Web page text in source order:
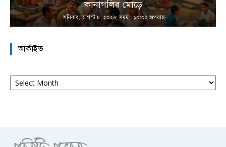
কানাগলির মোড়ে
শনিবার, আগস্ট ৮, ২০২৬; সময় : ১০:০২ অপরাহ্ণ
আর্কাইভ
আর্কাইভ